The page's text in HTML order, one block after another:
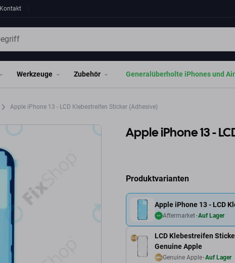
Kontakt
Werkzeuge Zubehör Generalüberholte iPhones und
Apple iPhone 13 - LCD Klebestreifen Sticker (Adhesive)
Apple iPhone 13 -
Produktvarianten
Apple iPhone 13 - LCD
Aftermarket Auf Lager
LCD Klebestreifen
Genuine Apple
Genuine Apple Auf Lager